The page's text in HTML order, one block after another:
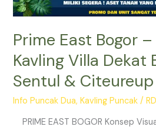
Prime East Bogor
Kavling Villa Dekat
Sentul & Citeureup
Info Puncak Dua,Kavling Puncak /
PRIME EAST BOGOR Konsep